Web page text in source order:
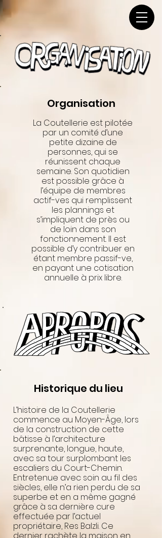
Organisation
La Coutellerie est pilotée
par un comité d’une
petite dizaine de
personnes, qui se
réunissent chaque
semaine. Son quotidien
est possible grâce à
l’équipe de membres
actif-ves qui remplissent
les plannings et
s’impliquent de près ou
de loin dans son
fonctionnement. Il est
possible d’y contribuer en
étant membre passif-ve,
en payant une cotisation
annuelle à prix libre.
Historique du lieu
L’histoire de la Coutellerie
commence au Moyen-Âge, lors
de la construction de cette
bâtisse à l’architecture
surprenante, longue, haute,
avec sa tour surplombant les
escaliers du Court-Chemin.
Entretenue avec soin au fil des
siècles, elle n’a rien perdu de sa
superbe et en a même gagné
grâce à sa dernière cure
effectuée par l’actuel
propriétaire, Res Balzli. Ce